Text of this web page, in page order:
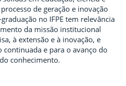
de geração e inovação
no IFPE tem relevância
da missão institucional
à extensão e à inovação, e
e para o avanço do
conhecimento.